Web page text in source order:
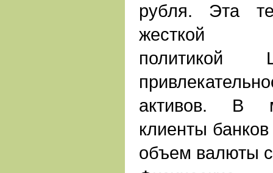
рубля. Эта
жесткой
политикой
активов. В
клиенты
объем валюты